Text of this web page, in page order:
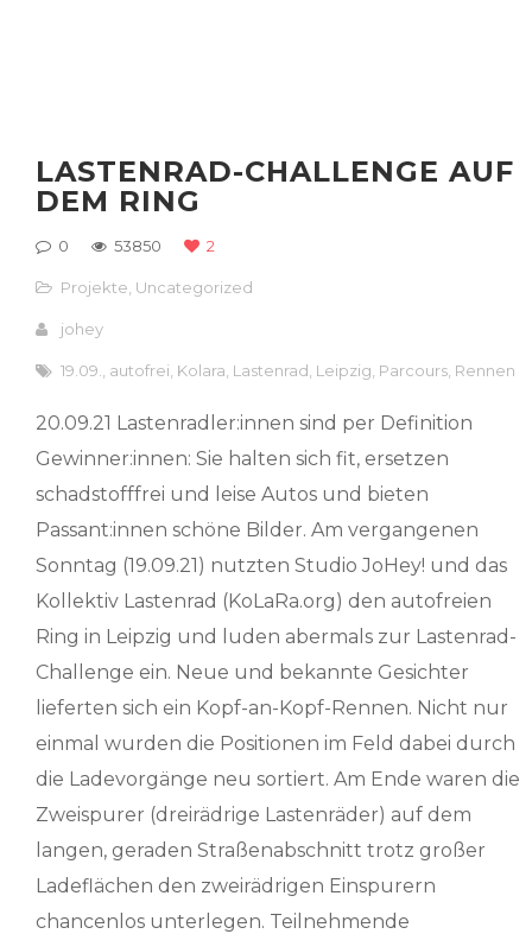
LASTENRAD-CHALLENGE AUF
DEM RING
0 53850 2
Projekte Uncategorized
johey
19.09. autofrei Kolara Lastenrad Leipzig Parcours Rennen
20.09.21 Lastenradler:innen sind per Definition
Gewinner:innen: Sie halten sich fit, ersetzen
schadstofffrei und leise Autos und bieten
Passant:innen schöne Bilder. Am vergangenen
Sonntag (19.09.21) nutzten Studio JoHey! und das
Kollektiv Lastenrad (KoLaRa.org) den autofreien
Ring in Leipzig und luden abermals zur Lastenrad-
Challenge ein. Neue und bekannte Gesichter
lieferten sich ein Kopf-an-Kopf-Rennen. Nicht nur
einmal wurden die Positionen im Feld dabei durch
die Ladevorgänge neu sortiert. Am Ende waren die
Zweispurer (dreirädrige Lastenräder) auf dem
langen, geraden Straßenabschnitt trotz großer
Ladeflächen den zweirädrigen Einspurern
chancenlos unterlegen. Teilnehmende